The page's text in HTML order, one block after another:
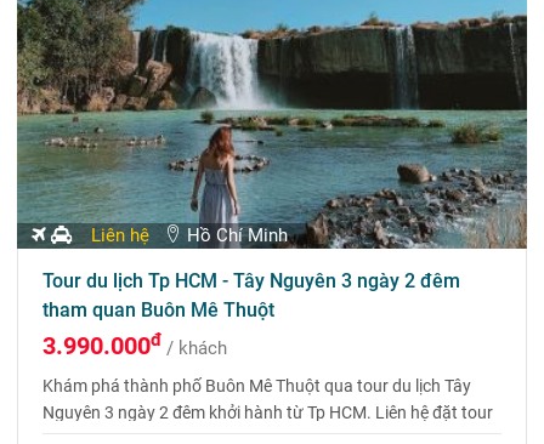
Liên hệ Hồ Chí Minh
Tour du lịch Tp HCM - Tây Nguyên 3 ngày 2 đêm
tham quan Buôn Mê Thuột
3.990.000đ / khách
Khám phá thành phố Buôn Mê Thuột qua tour du lịch Tây
Nguyên 3 ngày 2 đêm khởi hành từ Tp HCM. Liên hệ đặt tour